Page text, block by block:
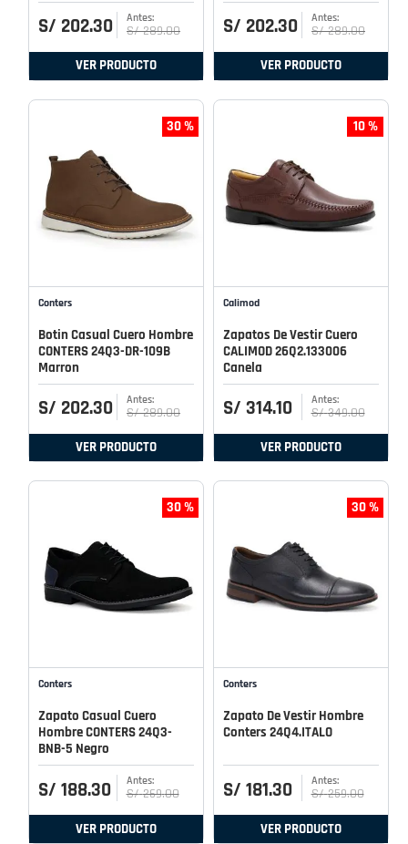
S/ 202.30 S/ 289.00
VER PRODUCTO
S/ 202.30 S/ 289.00
VER PRODUCTO
30 %
Conters
Botin Casual Cuero Hombre
CONTERS 24Q3-DR-109B
Marron
S/ 202.30 S/ 289.00
VER PRODUCTO
10 %
Calimod
Zapatos De Vestir Cuero
CALIMOD 26Q2.133006
Canela
S/ 314.10 S/ 349.00
VER PRODUCTO
30 %
Conters
Zapato Casual Cuero
Hombre CONTERS 24Q3-
BNB-5 Negro
S/ 188.30 S/ 269.00
VER PRODUCTO
30 %
Conters
Zapato De Vestir Hombre
Conters 24Q4.ITALO
S/ 181.30 S/ 259.00
VER PRODUCTO